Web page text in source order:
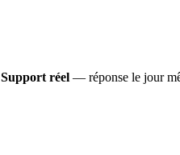
Support réel — réponse le jour